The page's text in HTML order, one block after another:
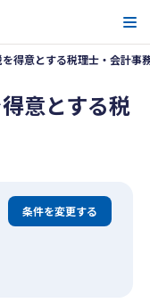
得意とする税理士・会計事
意とする税
条件を変更する